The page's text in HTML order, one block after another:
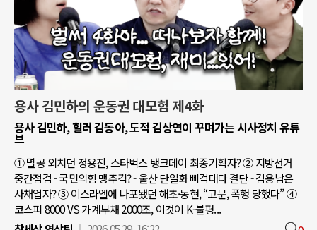
용사 김민하의 운동권 대모험 제4화
용사 김민하, 힐러 김동아, 도적 김상연이 꾸며가는 시사정치 유튜
브
① 멸공 외치던 정용진, 스타벅스 탱크데이 최종기획자? ② 지방선거
중간점검 - 국민의힘 맹추격? - 울산 단일화 삐걱대다 결단 - 김용남은
사채업자? ③ 이스라엘에 나포됐던 해초·동현, “고문, 폭행 당했다” ④
코스피 8000 VS 가계부채 2000조, 이것이 K-불평...